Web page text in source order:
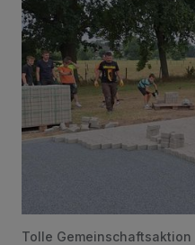
Tolle